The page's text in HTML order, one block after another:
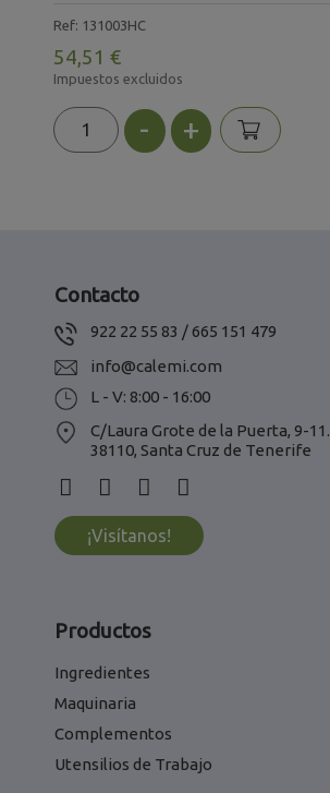
Ref: 131003HC
54,51 €
Impuestos excluidos
- +
Contacto
922 22 55 83 / 665 151 479
info@calemi.com
L - V: 8:00 - 16:00
C/Laura Grote de la Puerta, 9-11.
38110, Santa Cruz de Tenerife
¡Visítanos!
Productos
Ingredientes
Maquinaria
Complementos
Utensilios de Trabajo